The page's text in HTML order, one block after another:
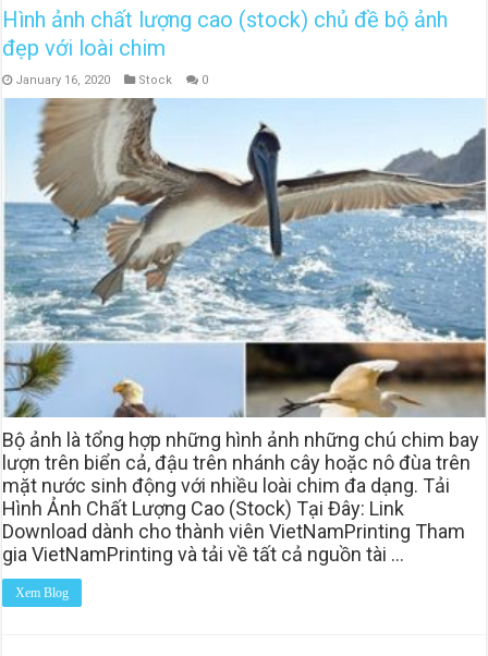
Hình ảnh chất lượng cao (stock) chủ đề bộ ảnh
đẹp với loài chim
January 16, 2020 Stock 0
Bộ ảnh là tổng hợp những hình ảnh những chú chim bay
lượn trên biển cả, đậu trên nhánh cây hoặc nô đùa trên
mặt nước sinh động với nhiều loài chim đa dạng. Tải
Hình Ảnh Chất Lượng Cao (Stock) Tại Đây: Link
Download dành cho thành viên VietNamPrinting Tham
gia VietNamPrinting và tải về tất cả nguồn tài …
Xem Blog